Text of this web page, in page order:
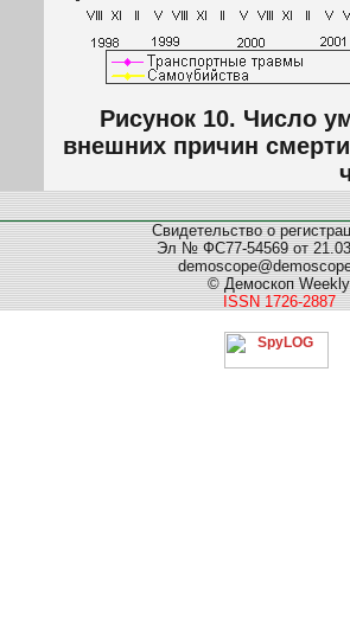
Рисунок 10. Число
внешних причин
Свидетельство о
Эл № ФС77-54569 от
© Демоскоп Weekly
ISSN 1726-2887